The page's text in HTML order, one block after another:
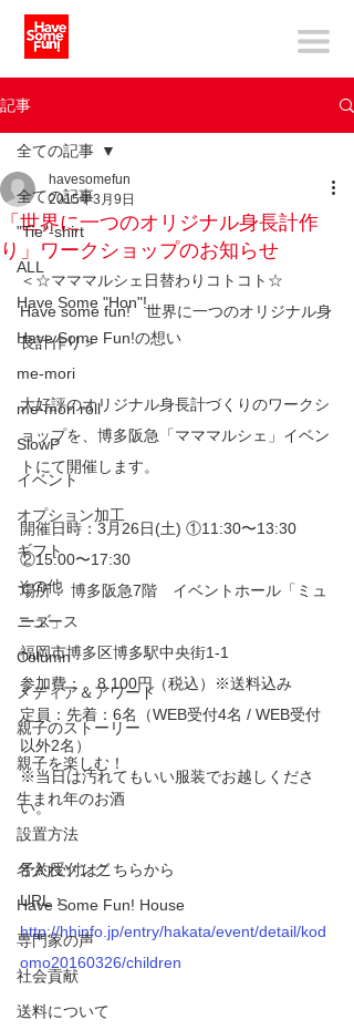
記事
全ての記事
"Tie"-shirt
ALL
Have Some "Hon"!
Have Some Fun!の想い
me-mori
me-mori roll
SlowP
イベント
オプション加工
ギフト
その他
ニュース
Column
メディア＆アワード
親子のストーリー
親子を楽しむ！
生まれ年のお酒
設置方法
名入れソング
Have Some Fun! House
専門家の声
社会貢献
送料について
全ての記事
「世界に一つのオリジナル身長計作
り」ワークショップのお知らせ
havesomefun
2015年3月9日
＜☆マママルシェ日替わりコトコト☆
Have some fun!　世界に一つのオリジナル身
長計作り＞
大好評のオリジナル身長計づくりのワークシ
ョップを、博多阪急「マママルシェ」イベン
トにて開催します。
開催日時：3月26日(土) ①11:30〜13:30
②15:00〜17:30
場所： 博多阪急7階　イベントホール「ミュ
ーズ」
福岡市博多区博多駅中央街1-1
参加費：　8.100円（税込）※送料込み
定員：先着：6名（WEB受付4名 / WEB受付
以外2名）
※当日は汚れてもいい服装でお越しくださ
い。
予約受付はこちらから
URL：
http://hhinfo.jp/entry/hakata/event/detail/kod
omo20160326/children